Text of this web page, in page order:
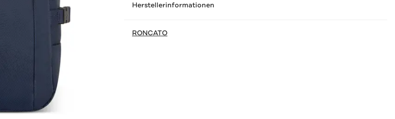
Herstellerinformationen
RONCATO